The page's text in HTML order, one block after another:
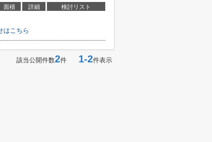
面積 詳細 検討リスト
はこちら
該当公開件数2件 1-2件表示